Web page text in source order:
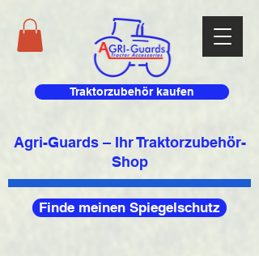
Traktorzubehör kaufen
Agri-Guards – Ihr Traktorzubehör-
Shop
Finde meinen Spiegelschutz